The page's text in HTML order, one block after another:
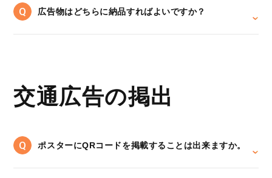
広告物はどちらに納品すればよいですか？
交通広告の掲出
ポスターにQRコードを掲載することは出来ますか。